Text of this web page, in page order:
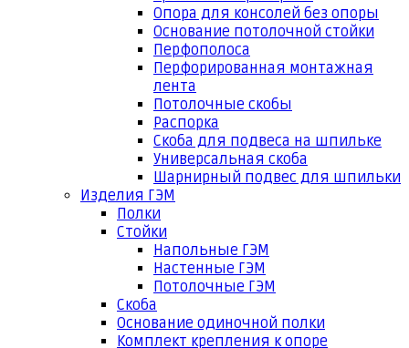
Опора для консолей без опоры
Основание потолочной стойки
Перфополоса
Перфорированная монтажная
лента
Потолочные скобы
Распорка
Скоба для подвеса на шпильке
Универсальная скоба
Шарнирный подвес для шпильки
Изделия ГЭМ
Полки
Стойки
Напольные ГЭМ
Настенные ГЭМ
Потолочные ГЭМ
Скоба
Основание одиночной полки
Комплект крепления к опоре